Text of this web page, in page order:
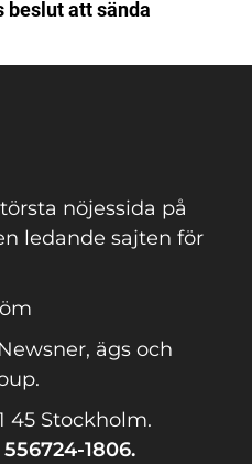
att sända
nöjessida på
ledande sajten för
ägs och
45 Stockholm.
556724-1806.